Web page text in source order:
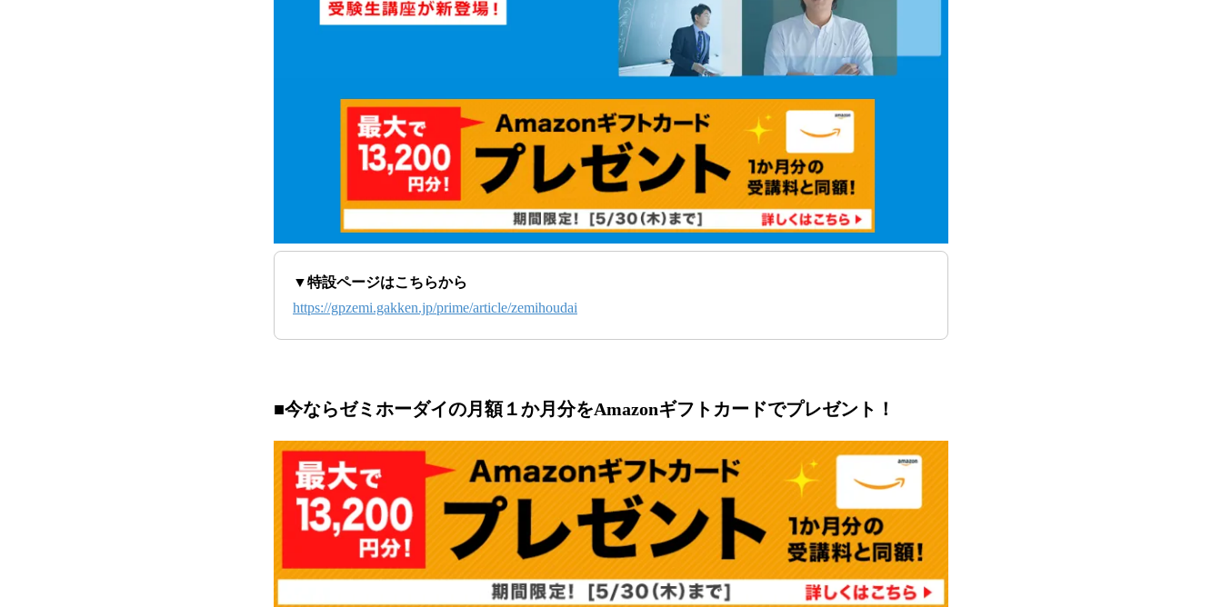
▼特設ページはこちらから
https://gpzemi.gakken.jp/prime/article/zemihoudai
■今ならゼミホーダイの月額１か月分をAmazonギフトカードでプレゼント！